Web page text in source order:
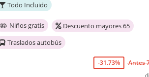
Todo Incluido
Niños gratis
Descuento mayores 65
Traslados autobús
-31.73%
Antes